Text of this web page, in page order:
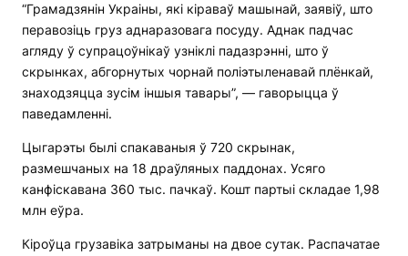
“Грамадзянін Украіны, які кіраваў машынай, заявіў, што
перавозіць груз аднаразовага посуду. Аднак падчас
агляду ў супрацоўнікаў узніклі падазрэнні, што ў
скрынках, абгорнутых чорнай поліэтыленавай плёнкай,
знаходзяцца зусім іншыя тавары”, — гаворыцца ў
паведамленні.
Цыгарэты былі спакаваныя ў 720 скрынак,
размешчаных на 18 драўляных паддонах. Усяго
канфіскавана 360 тыс. пачкаў. Кошт партыі складае 1,98
млн еўра.
Кіроўца грузавіка затрыманы на двое сутак. Распачатае